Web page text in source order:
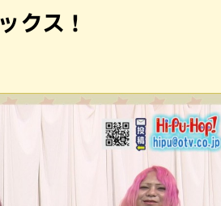
クス！